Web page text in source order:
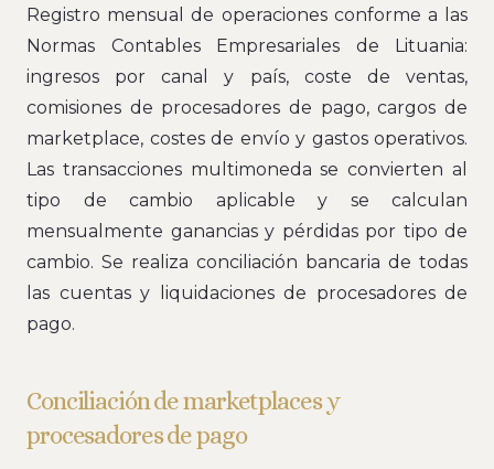
Registro mensual de operaciones conforme a las
Normas Contables Empresariales de Lituania:
ingresos por canal y país, coste de ventas,
comisiones de procesadores de pago, cargos de
marketplace, costes de envío y gastos operativos.
Las transacciones multimoneda se convierten al
tipo de cambio aplicable y se calculan
mensualmente ganancias y pérdidas por tipo de
cambio. Se realiza conciliación bancaria de todas
las cuentas y liquidaciones de procesadores de
pago.
Conciliación de marketplaces y
procesadores de pago